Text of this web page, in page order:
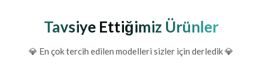
Tavsiye Ettiğimiz Ürünler
💎 En çok tercih edilen modelleri sizler için derledik 💎